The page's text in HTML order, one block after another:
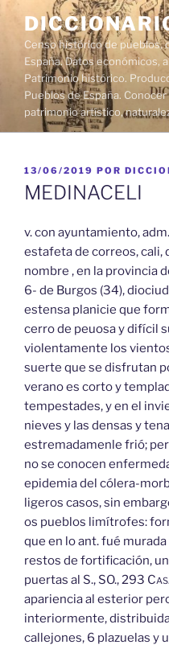
contenido
Censo histórico de pueblos,
España. Datos económicos,
Patrimonio histórico.
Pueblos de España.
patrimonio artístico,
PUBLICADO
EL
13/06/2019 POR
MEDINACELI
v. con ayuntamiento,
estafeta de correos, cali,
nombre , en la provincia
6- de Burgos (34),
estensa planicie que
cerro de peuosa y difícil
violentamente los
suerte que se disfrutan
verano es corto y
tempestades, y en el
nieves y las densas y
estremadamenle frió;
no se conocen
epidemia del cólera-
ligeros casos, sin
os pueblos limítrofes:
que en lo ant. fué
restos de fortificación, un
puertas al S., SO., 293
apariencia al esterior
interiormente,
callejones, 6 plazuelas y